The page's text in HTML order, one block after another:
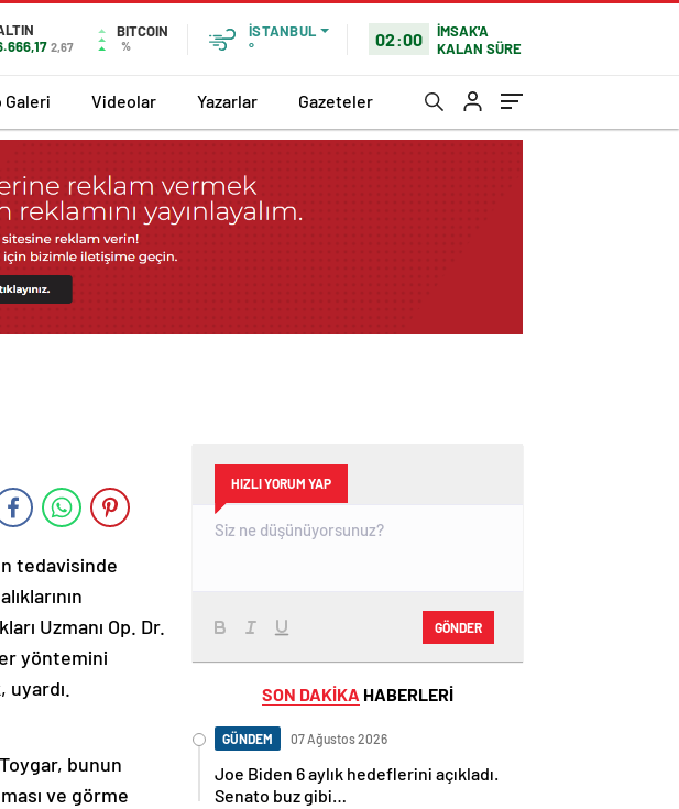
2,67
BITCOIN
%
İSTANBUL
°
02:00
İMSAK'A
KALAN SÜRE
Galeri Videolar Yazarlar Gazeteler
tedavisinde
Uzmanı Op. Dr.
yöntemini
uyardı.
bunun
ve görme
HIZLI YORUM YAP
GÖNDER
SON DAKİKA HABERLERİ
GÜNDEM 07 Ağustos 2026
Joe Biden 6 aylık hedeflerini açıkladı.
Senato buz gibi…